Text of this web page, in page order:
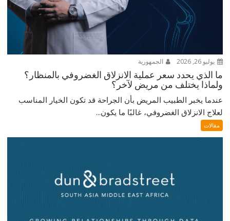
يوليو 26, 2026 الجمهورية
ما الذي يحدد سعر عملية الانزلاق الغضروفي بالمنظار؟
ولماذا يختلف من مريض لآخر؟
عندما يخبر الطبيب المريض بأن الجراحة قد تكون الخيار المناسب
لعلاج الانزلاق الغضروفي، غالبًا ما يكون...
مقالات